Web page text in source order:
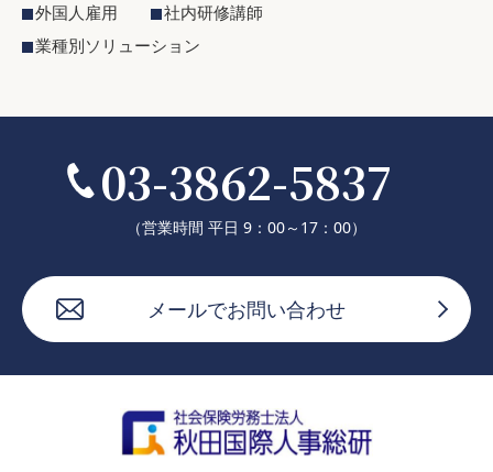
外国人雇用
社内研修講師
業種別ソリューション
03-3862-5837
（営業時間 平日 9：00～17：00）
メールでお問い合わせ